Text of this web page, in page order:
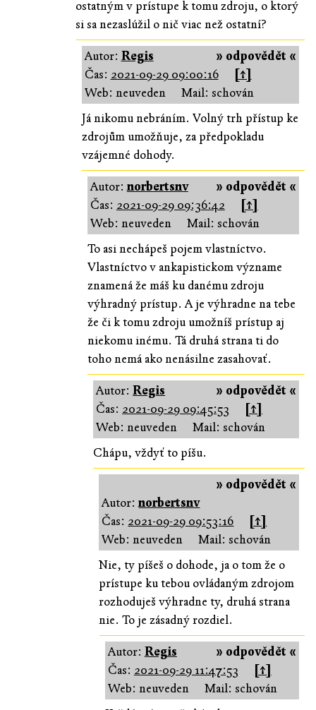
ostatným v prístupe k tomu zdroju, o ktorý
si sa nezaslúžil o nič viac než ostatní?
» odpovědět «
Autor: Regis
Čas: 2021-09-29 09:00:16
[↑]
Web: neuveden
Mail: schován
Já nikomu nebráním. Volný trh přístup ke
zdrojům umožňuje, za předpokladu
vzájemné dohody.
» odpovědět «
Autor:norbertsnv
Čas: 2021-09-29 09:36:42
[↑]
Web: neuveden
Mail: schován
To asi nechápeš pojem vlastníctvo.
Vlastníctvo v ankapistickom význame
znamená že máš ku danému zdroju
výhradný prístup. A je výhradne na tebe
že či k tomu zdroju umožníš prístup aj
niekomu inému. Tá druhá strana ti do
toho nemá ako nenásilne zasahovať.
» odpovědět «
Autor:Regis
Čas: 2021-09-29 09:45:53
[↑]
Web: neuveden
Mail: schován
Chápu, vždyť to píšu.
» odpovědět «
Autor:norbertsnv
Čas: 2021-09-29 09:53:16
[↑]
Web: neuveden
Mail: schován
Nie, ty píšeš o dohode, ja o tom že o
prístupe ku tebou ovládaným zdrojom
rozhoduješ výhradne ty, druhá strana
nie. To je zásadný rozdiel.
» odpovědět «
Autor: Regis
Čas: 2021-09-29 11:47:53
[↑]
Web: neuveden
Mail: schován